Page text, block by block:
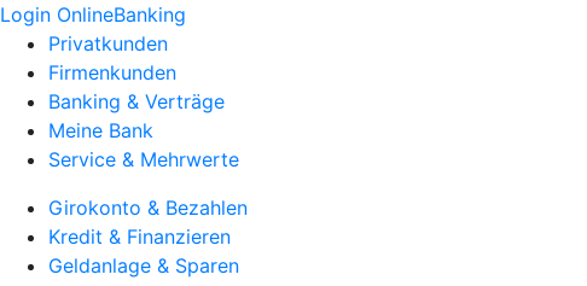
Login OnlineBanking
Privatkunden
Firmenkunden
Banking & Verträge
Meine Bank
Service & Mehrwerte
Girokonto & Bezahlen
Kredit & Finanzieren
Geldanlage & Sparen